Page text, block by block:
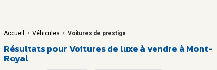
Accueil / Véhicules / Voitures de prestige
Résultats pourVoitures de luxe à vendre à Mont-
Royal